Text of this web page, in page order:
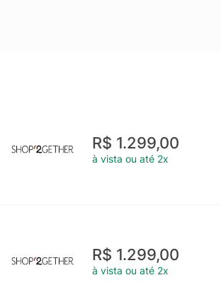
R$ 1.299,00
à vista ou até 2x
R$ 1.299,00
à vista ou até 2x